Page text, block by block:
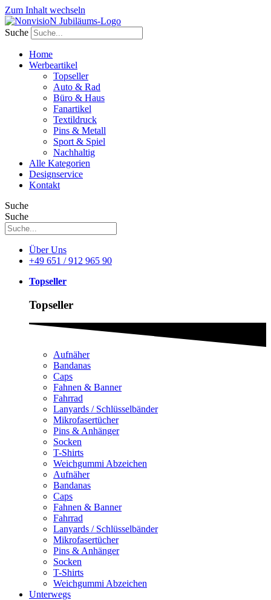
Zum Inhalt wechseln
Suche
Home
Werbeartikel
Topseller
Auto & Rad
Büro & Haus
Fanartikel
Textildruck
Pins & Metall
Sport & Spiel
Nachhaltig
Alle Kategorien
Designservice
Kontakt
Suche
Suche
Über Uns
+49 651 / 912 965 90
Topseller
Topseller
Aufnäher
Bandanas
Caps
Fahnen & Banner
Fahrrad
Lanyards / Schlüsselbänder
Mikrofasertücher
Pins & Anhänger
Socken
T-Shirts
Weichgummi Abzeichen
Aufnäher
Bandanas
Caps
Fahnen & Banner
Fahrrad
Lanyards / Schlüsselbänder
Mikrofasertücher
Pins & Anhänger
Socken
T-Shirts
Weichgummi Abzeichen
Unterwegs